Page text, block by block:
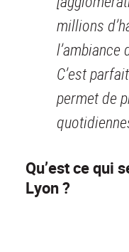
millions
l’ambiance
C’est
permet de
Qu’est ce qui
Lyon ?